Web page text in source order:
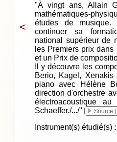
<
"À vingt ans, Allain
mathématiques-
études de
continuer sa
national supérieur de
les Premiers prix
et un Prix de
Il y découvre les
Berio, Kagel,
piano avec Hélène
direction d'orchestre
électroacoustique
Schaeffer./.../"
Source
Instrument(s) étudié(s)